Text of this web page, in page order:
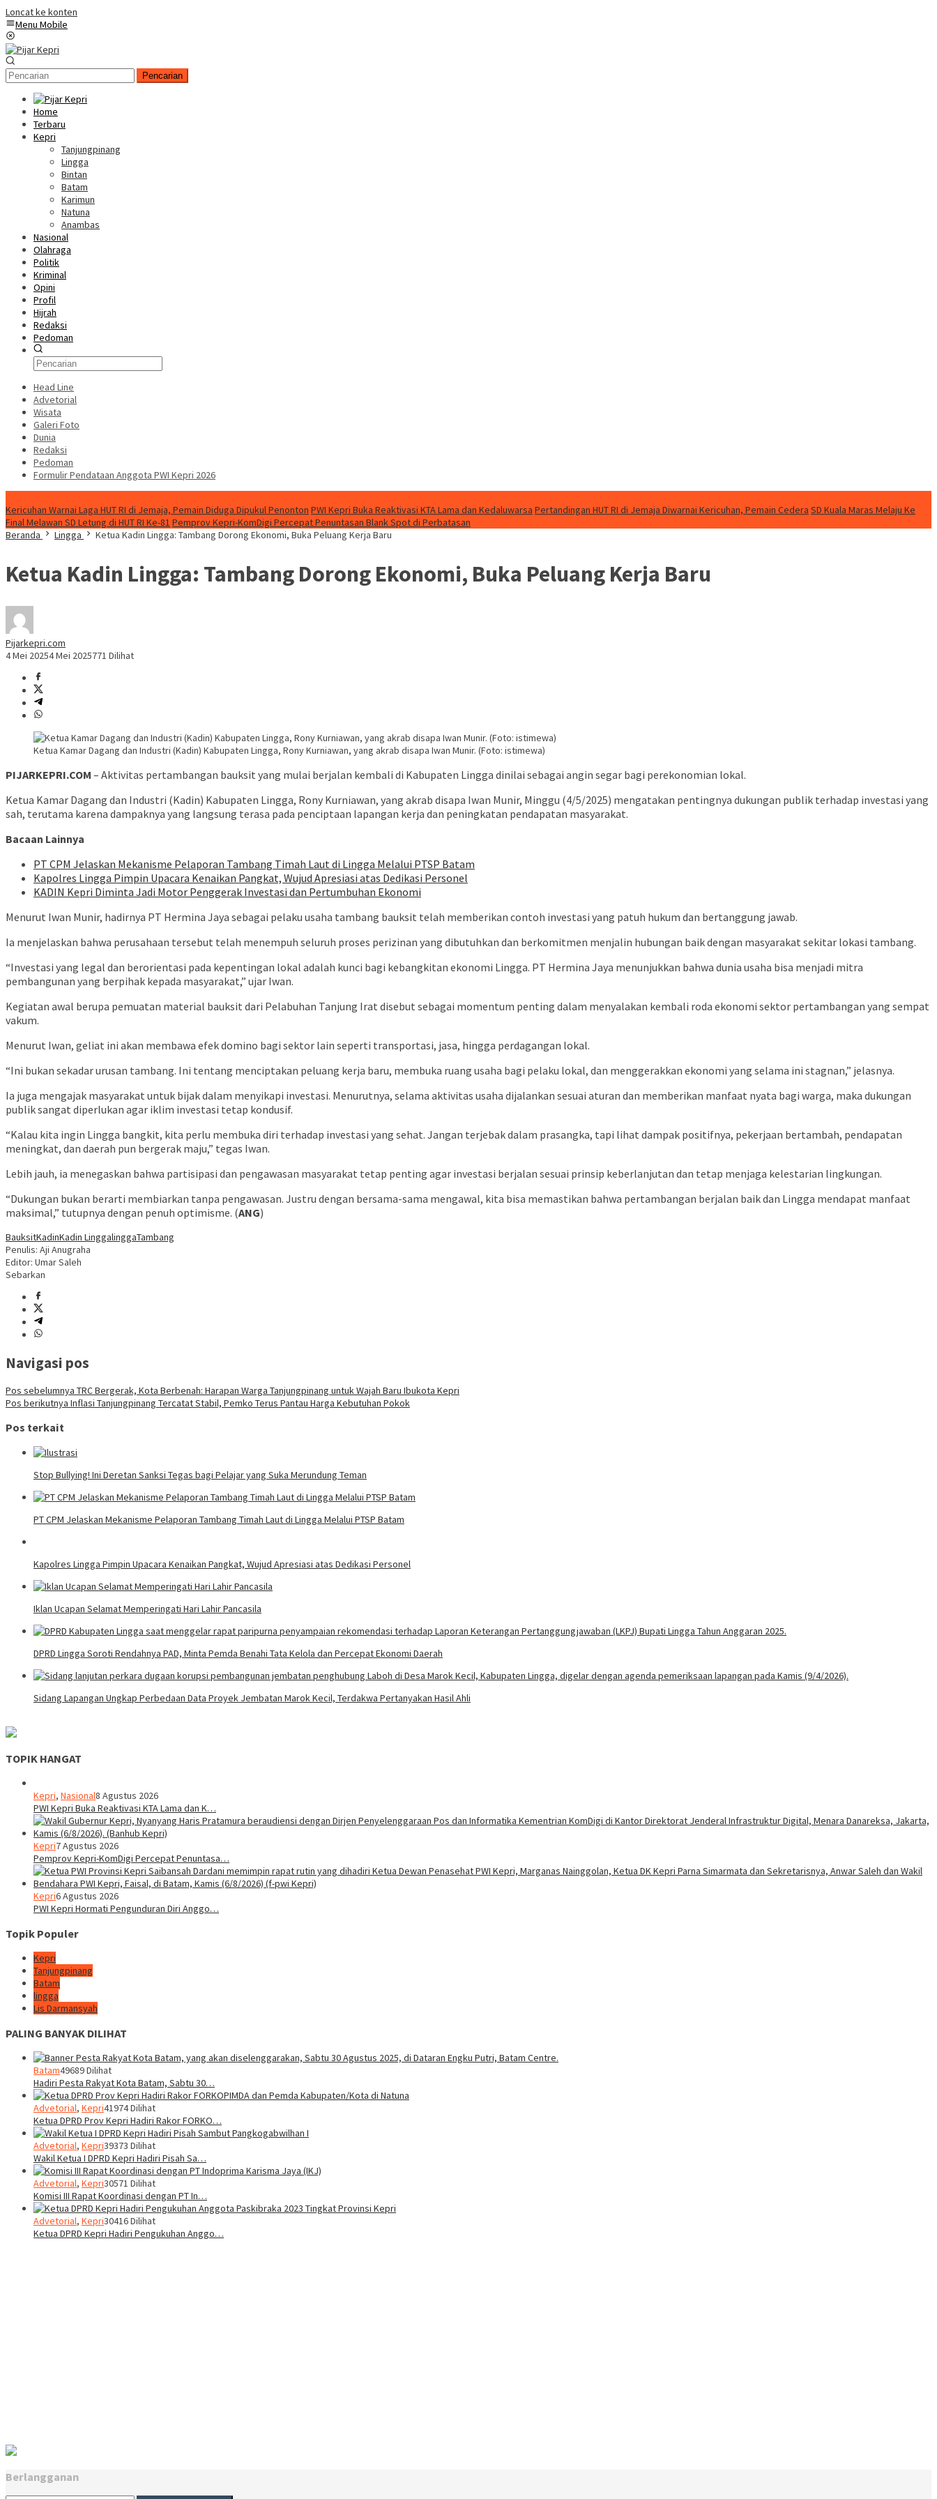
Loncat ke konten
Menu Mobile
Pencarian
Home
Terbaru
Kepri
Tanjungpinang
Lingga
Bintan
Batam
Karimun
Natuna
Anambas
Nasional
Olahraga
Politik
Kriminal
Opini
Profil
Hijrah
Redaksi
Pedoman
Head Line
Advetorial
Wisata
Galeri Foto
Dunia
Redaksi
Pedoman
Formulir Pendataan Anggota PWI Kepri 2026
Kericuhan Warnai Laga HUT RI di Jemaja, Pemain Diduga Dipukul Penonton PWI Kepri Buka Reaktivasi KTA Lama dan Kedaluwarsa Pertandingan HUT RI di Jemaja Diwarnai Kericuhan, Pemain Cedera SD Kuala Maras Melaju Ke
Final Melawan SD Letung di HUT RI Ke-81 Pemprov Kepri-KomDigi Percepat Penuntasan Blank Spot di Perbatasan
Beranda
Lingga Ketua Kadin Lingga: Tambang Dorong Ekonomi, Buka Peluang Kerja Baru
Ketua Kadin Lingga: Tambang Dorong Ekonomi, Buka Peluang Kerja Baru
Pijarkepri.com
4 Mei 20254 Mei 2025771 Dilihat
Ketua Kamar Dagang dan Industri (Kadin) Kabupaten Lingga, Rony Kurniawan, yang akrab disapa Iwan Munir. (Foto: istimewa)
PIJARKEPRI.COM – Aktivitas pertambangan bauksit yang mulai berjalan kembali di Kabupaten Lingga dinilai sebagai angin segar bagi perekonomian lokal.
Ketua Kamar Dagang dan Industri (Kadin) Kabupaten Lingga, Rony Kurniawan, yang akrab disapa Iwan Munir, Minggu (4/5/2025) mengatakan pentingnya dukungan publik terhadap investasi yang
sah, terutama karena dampaknya yang langsung terasa pada penciptaan lapangan kerja dan peningkatan pendapatan masyarakat.
Bacaan Lainnya
PT CPM Jelaskan Mekanisme Pelaporan Tambang Timah Laut di Lingga Melalui PTSP Batam
Kapolres Lingga Pimpin Upacara Kenaikan Pangkat, Wujud Apresiasi atas Dedikasi Personel
KADIN Kepri Diminta Jadi Motor Penggerak Investasi dan Pertumbuhan Ekonomi
Menurut Iwan Munir, hadirnya PT Hermina Jaya sebagai pelaku usaha tambang bauksit telah memberikan contoh investasi yang patuh hukum dan bertanggung jawab.
Ia menjelaskan bahwa perusahaan tersebut telah menempuh seluruh proses perizinan yang dibutuhkan dan berkomitmen menjalin hubungan baik dengan masyarakat sekitar lokasi tambang.
“Investasi yang legal dan berorientasi pada kepentingan lokal adalah kunci bagi kebangkitan ekonomi Lingga. PT Hermina Jaya menunjukkan bahwa dunia usaha bisa menjadi mitra
pembangunan yang berpihak kepada masyarakat,” ujar Iwan.
Kegiatan awal berupa pemuatan material bauksit dari Pelabuhan Tanjung Irat disebut sebagai momentum penting dalam menyalakan kembali roda ekonomi sektor pertambangan yang sempat
vakum.
Menurut Iwan, geliat ini akan membawa efek domino bagi sektor lain seperti transportasi, jasa, hingga perdagangan lokal.
“Ini bukan sekadar urusan tambang. Ini tentang menciptakan peluang kerja baru, membuka ruang usaha bagi pelaku lokal, dan menggerakkan ekonomi yang selama ini stagnan,” jelasnya.
Ia juga mengajak masyarakat untuk bijak dalam menyikapi investasi. Menurutnya, selama aktivitas usaha dijalankan sesuai aturan dan memberikan manfaat nyata bagi warga, maka dukungan
publik sangat diperlukan agar iklim investasi tetap kondusif.
“Kalau kita ingin Lingga bangkit, kita perlu membuka diri terhadap investasi yang sehat. Jangan terjebak dalam prasangka, tapi lihat dampak positifnya, pekerjaan bertambah, pendapatan
meningkat, dan daerah pun bergerak maju,” tegas Iwan.
Lebih jauh, ia menegaskan bahwa partisipasi dan pengawasan masyarakat tetap penting agar investasi berjalan sesuai prinsip keberlanjutan dan tetap menjaga kelestarian lingkungan.
“Dukungan bukan berarti membiarkan tanpa pengawasan. Justru dengan bersama-sama mengawal, kita bisa memastikan bahwa pertambangan berjalan baik dan Lingga mendapat manfaat
maksimal,” tutupnya dengan penuh optimisme. (ANG)
BauksitKadinKadin LinggalinggaTambang
Penulis: Aji Anugraha
Editor: Umar Saleh
Sebarkan
Navigasi pos
Pos sebelumnya TRC Bergerak, Kota Berbenah: Harapan Warga Tanjungpinang untuk Wajah Baru Ibukota Kepri
Pos berikutnya Inflasi Tanjungpinang Tercatat Stabil, Pemko Terus Pantau Harga Kebutuhan Pokok
Pos terkait
Stop Bullying! Ini Deretan Sanksi Tegas bagi Pelajar yang Suka Merundung Teman
PT CPM Jelaskan Mekanisme Pelaporan Tambang Timah Laut di Lingga Melalui PTSP Batam
Kapolres Lingga Pimpin Upacara Kenaikan Pangkat, Wujud Apresiasi atas Dedikasi Personel
Iklan Ucapan Selamat Memperingati Hari Lahir Pancasila
DPRD Lingga Soroti Rendahnya PAD, Minta Pemda Benahi Tata Kelola dan Percepat Ekonomi Daerah
Sidang Lapangan Ungkap Perbedaan Data Proyek Jembatan Marok Kecil, Terdakwa Pertanyakan Hasil Ahli
TOPIK HANGAT
Kepri, Nasional8 Agustus 2026
PWI Kepri Buka Reaktivasi KTA Lama dan K…
Kepri7 Agustus 2026
Pemprov Kepri-KomDigi Percepat Penuntasa…
Kepri6 Agustus 2026
PWI Kepri Hormati Pengunduran Diri Anggo…
Topik Populer
Kepri
Tanjungpinang
Batam
lingga
Lis Darmansyah
PALING BANYAK DILIHAT
Batam49689 Dilihat
Hadiri Pesta Rakyat Kota Batam, Sabtu 30…
Advetorial, Kepri41974 Dilihat
Ketua DPRD Prov Kepri Hadiri Rakor FORKO…
Advetorial, Kepri39373 Dilihat
Wakil Ketua I DPRD Kepri Hadiri Pisah Sa…
Advetorial, Kepri30571 Dilihat
Komisi III Rapat Koordinasi dengan PT In…
Advetorial, Kepri30416 Dilihat
Ketua DPRD Kepri Hadiri Pengukuhan Anggo…
Berlangganan